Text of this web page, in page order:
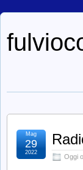
Oggi
Mag
29
2022